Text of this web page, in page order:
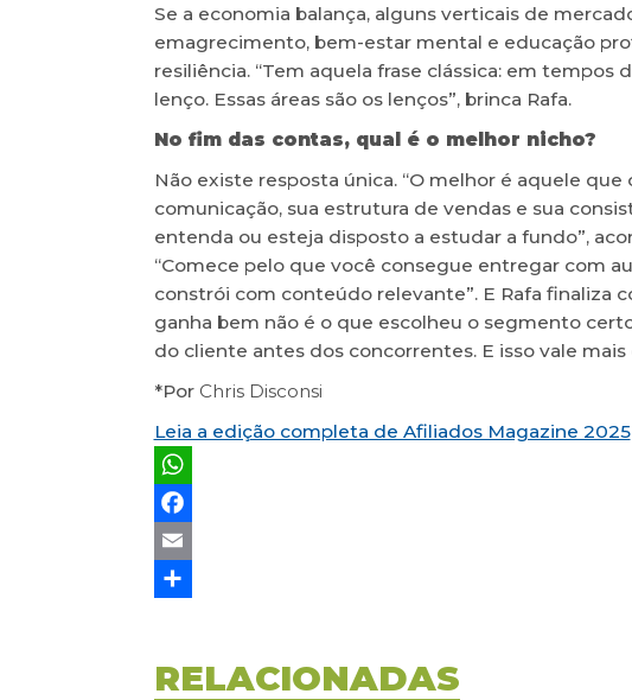
Se a economia balança, alguns verticais de
emagrecimento, bem-estar mental e educação
resiliência. “Tem aquela frase clássica: em tempos
lenço. Essas áreas são os lenços”, brinca Rafa.
No fim das contas, qual é o melhor nicho?
Não existe resposta única. “O melhor é aquele
comunicação, sua estrutura de vendas e sua
entenda ou esteja disposto a estudar a fundo”,
“Comece pelo que você consegue entregar com
constrói com conteúdo relevante”. E Rafa finaliza
ganha bem não é o que escolheu o segmento
do cliente antes dos concorrentes. E isso vale
*Por Chris Disconsi
Leia a edição completa de Afiliados Magazine 2025
WhatsApp
Facebook
Email
RELACIONADAS